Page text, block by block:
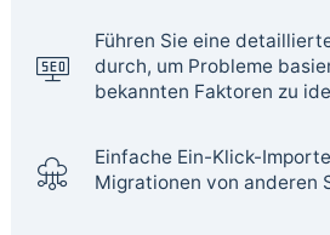
Führen Sie eine
durch, um Probleme
bekannten Faktoren zu
Einfache Ein-Klick-
Migrationen von anderen